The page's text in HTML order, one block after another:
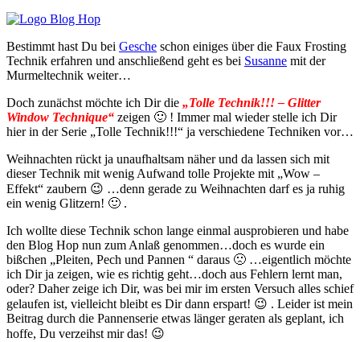
Bestimmt hast Du bei Gesche schon einiges über die Faux Frosting
Technik erfahren und anschließend geht es bei Susanne mit der
Murmeltechnik weiter…
Doch zunächst möchte ich Dir die „Tolle Technik!!! – Glitter
Window Technique“ zeigen 🙂 ! Immer mal wieder stelle ich Dir
hier in der Serie „Tolle Technik!!!“ ja verschiedene Techniken vor…
Weihnachten rückt ja unaufhaltsam näher und da lassen sich mit
dieser Technik mit wenig Aufwand tolle Projekte mit „Wow –
Effekt“ zaubern 😉 …denn gerade zu Weihnachten darf es ja ruhig
ein wenig Glitzern! 🙂 .
Ich wollte diese Technik schon lange einmal ausprobieren und habe
den Blog Hop nun zum Anlaß genommen…doch es wurde ein
bißchen „Pleiten, Pech und Pannen “ daraus 🙁 …eigentlich möchte
ich Dir ja zeigen, wie es richtig geht…doch aus Fehlern lernt man,
oder? Daher zeige ich Dir, was bei mir im ersten Versuch alles schief
gelaufen ist, vielleicht bleibt es Dir dann erspart! 😉 . Leider ist mein
Beitrag durch die Pannenserie etwas länger geraten als geplant, ich
hoffe, Du verzeihst mir das! 😉